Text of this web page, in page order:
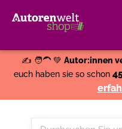
✍️ 🧑‍🦱 💚 Autor:innen
euch haben sie so schon
Durchsuchen